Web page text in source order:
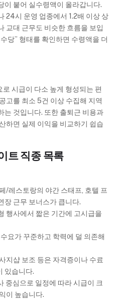
이 붙어 실수령액이 올라갑니다.
24시 운영 업종에서 1.2배 이상 상
교대 근무도 비슷한 흐름을 보입
당” 형태를 확인하면 수령액을 더
시급이 다소 높게 형성되는 편
고를 최소 5건 이상 수집해 지역
는 것입니다. 또한 출퇴근 비용과
하면 실제 이익을 비교하기 쉽습
트 직종 목록
/레스토랑의 야간 스태프, 호텔 프
장 근무 보너스가 큽니다.
행사에서 짧은 기간에 고시급을
요가 꾸준하고 학력에 덜 의존해
지샵 보조 등은 자격증이나 수료
있습니다.
중심으로 일정에 따라 시급이 크
이 높습니다.